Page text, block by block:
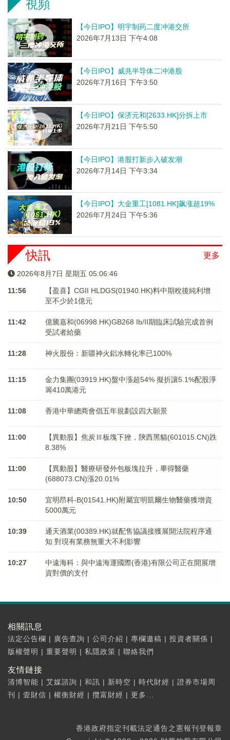
視頻
【今日IPO】明宇制药二度冲港交所
2026年7月13日 下午4:08
【今日IPO】威兆半导体二冲港股
2026年7月16日 下午3:50
【今日IPO】保济元和[2633.HK]分拆上市
2026年7月21日 下午5:50
【今日IPO】港股打新步入破发潮
2026年7月14日 下午3:34
【今日IPO】大金重工[1081.HK]飙涨超19%
2026年7月24日 下午5:36
更多
快訊
2026年8月7日 星期五 05:06:47
11:56
【盈喜】CGII HLDGS(01940.HK)料中期稅後純利增
至不少於1億元
11:42
億騰嘉和(06998.HK)GB268 Ib/II期臨床試驗完成首例
受試者給藥
11:28 神火股份：新疆神火鋁水轉化率已100%
11:15
金力集團(03919.HK)盤中漲超54% 擬折讓5.1%配股淨
籌410萬港元
11:08 香港中華總商會倡五年規劃設四大願景
11:00
【異動股】焦炭Ⅲ板塊下挫，陝西黑貓(601015.CN)跌
8.38%
11:00
【異動股】醫療研發外包板塊拉升，畢得醫藥
(688073.CN)漲20.01%
10:50
宜明昂科-B(01541.HK)附屬宜明凱爾生物醫藥獲增資
5000萬元
10:39
通天酒業(00389.HK)就配售協議接獲展開法院程序通
知 對現有業務無重大不利影響
10:27
中遠海科：與中遠海運國際(香港)有限公司正在開展增
資對價的支付
相關訊息
法定公告欄 | 廣告查詢 | 公司介紹 | 專欄邀稿 | 投資者關係 |
版權聲明 | 重要聲明 | 私隱政策 | 聯絡我們
友情鏈接
清博智能 | 艾媒諮詢 | 和訊 | 新時空 | 時代財經 | 證券市場周
刊
| 壹財信 | 權衡財經 | 攬富財經 | 更多...
香港政府指定刊載法定通告之憲報刊登報章